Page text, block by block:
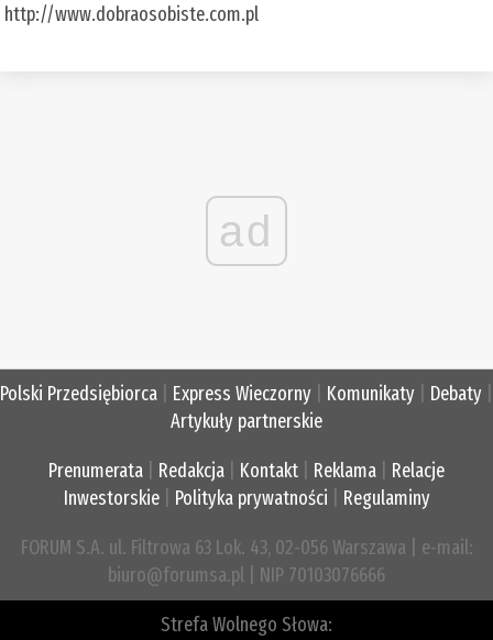
http://www.dobraosobiste.com.pl
ad
Polski Przedsiębiorca Express Wieczorny Komunikaty Debaty
Artykuły partnerskie
Prenumerata Redakcja Kontakt Reklama
Relacje
Inwestorskie| Polityka prywatności Regulaminy
FORUM S.A. ul. Filtrowa 63 Lok. 43, 02-056 Warszawa | e-mail:
biuro@forumsa.pl | NIP 70103076666
Strefa Wolnego Słowa: